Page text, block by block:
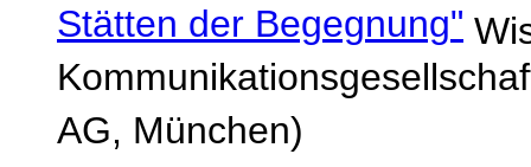
Stätten der Begegnung"
AG, München)